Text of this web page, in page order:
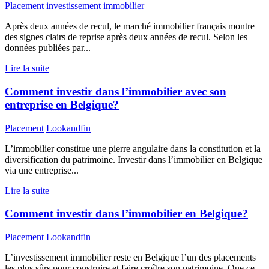
Placement investissement immobilier
Après deux années de recul, le marché immobilier français montre
des signes clairs de reprise après deux années de recul. Selon les
données publiées par...
Lire la suite
Comment investir dans l’immobilier avec son
entreprise en Belgique?
Placement Lookandfin
L’immobilier constitue une pierre angulaire dans la constitution et la
diversification du patrimoine. Investir dans l’immobilier en Belgique
via une entreprise...
Lire la suite
Comment investir dans l’immobilier en Belgique?
Placement Lookandfin
L’investissement immobilier reste en Belgique l’un des placements